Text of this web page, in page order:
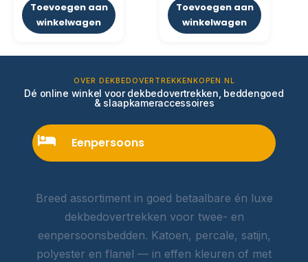
Toevoegen aan
winkelwagen
Toevoegen aan
winkelwagen
OVER DEKBEDOVERTREKKENKOPEN.NL
Dé online winkel voor dekbedovertrekken, beddengoed
& slaapkameraccessoires
Eenpersoons
Breed assortiment in goed betaalbare én luxe
dekbedovertrekken voor twee- en
eenpersoonsbedden. Katoen, percale, satijn,
polyester en flanel — in effen kleuren of met